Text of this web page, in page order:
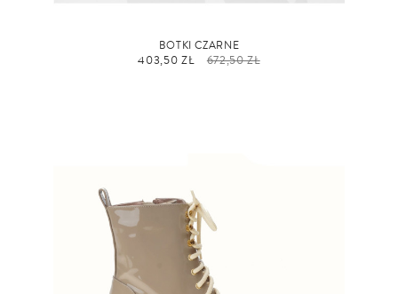
BOTKI CZARNE
403,50 ZŁ 672,50 ZŁ